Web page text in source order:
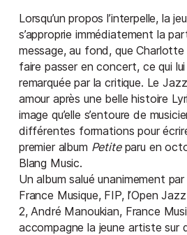
Lorsqu’un propos l’interpelle, la
s’approprie immédiatement la
message, au fond, que
faire passer en concert, ce qui
remarquée par la critique. Le
amour après une belle histoire
image qu’elle s’entoure de
différentes formations pour
premier album Petiteparu en
Blang Music.
Un album salué unanimement
France Musique, FIP, l’Open
2, André Manoukian, France
accompagne la jeune artiste sur